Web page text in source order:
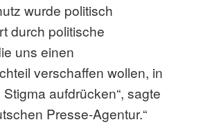
wurde politisch
durch politische
uns einen
verschaffen wollen, in
aufdrücken“, sagte
Presse-Agentur.“